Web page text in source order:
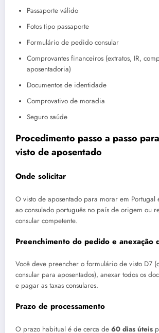
Passaporte válido
Fotos tipo passaporte
Formulário de pedido consular
Comprovantes financeiros (extratos, IR,
aposentadoria)
Documentos de identidade
Comprovativo de moradia
Seguro saúde
Procedimento passo a passo
visto de aposentado
Onde solicitar
O visto de aposentado para morar em Portugal
ao consulado português no país de origem ou
consular competente.
Preenchimento do pedido e anexação
Você deve preencher o formulário de visto D7
consular para aposentados), anexar todos os
e pagar as taxas consulares.
Prazo de processamento
O prazo habitual é de cerca de 60 dias úteis